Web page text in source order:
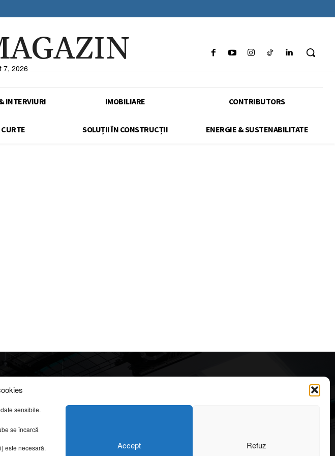
sensibile.
se încarcă
este necesară.
Accept Refuz
7, 2026
INTERVIURI IMOBILIARE CONTRIBUTORS
SOLUȚII ÎN CONSTRUCȚII ENERGIE & SUSTENABILITATE
COOKIES
apreciate
102
Cele mai impresionante cabane